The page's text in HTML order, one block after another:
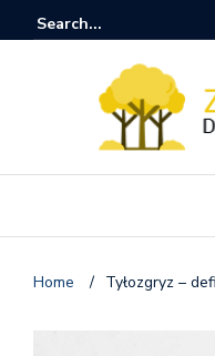
Home / Tyłozgryz –